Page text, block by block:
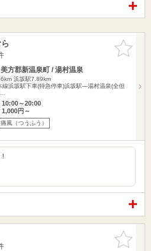
お気に入
りに追加
方郡新温泉町 / 湯村温泉
浜坂駅7.89km
線浜坂駅下車(特急停車)浜坂駅―湯村温泉(全但
10:00～20:00
1,000円～
痛風（つうふう）
お気に入
りに追加